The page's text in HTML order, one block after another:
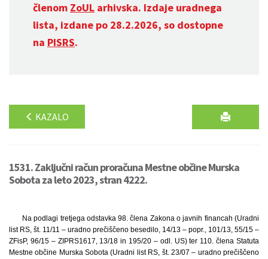
členom ZoUL arhivska. Izdaje uradnega
lista, izdane po 28.2.2026, so dostopne
na PISRS.
KAZALO
1531. Zaključni račun proračuna Mestne občine Murska
Sobota za leto 2023, stran 4222.
Na podlagi tretjega odstavka 98. člena Zakona o javnih financah (Uradni
list RS, št. 11/11 – uradno prečiščeno besedilo, 14/13 – popr., 101/13, 55/15 –
ZFisP, 96/15 – ZIPRS1617, 13/18 in 195/20 – odl. US) ter 110. člena Statuta
Mestne občine Murska Sobota (Uradni list RS, št. 23/07 – uradno prečiščeno